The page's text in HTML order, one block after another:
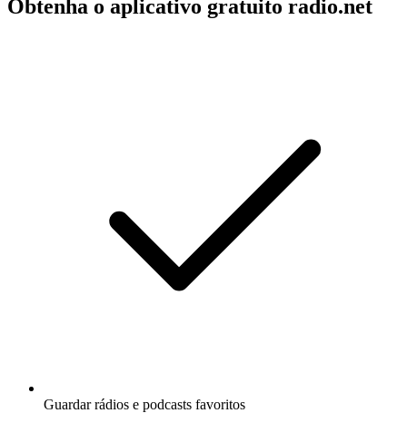
Obtenha o aplicativo gratuito radio.net
Guardar rádios e podcasts favoritos